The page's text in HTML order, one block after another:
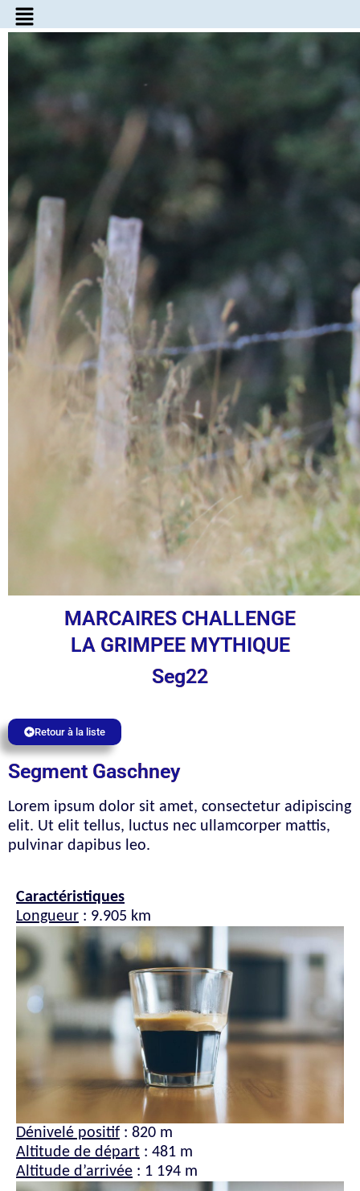
MARCAIRES CHALLENGE
LA GRIMPEE MYTHIQUE
Seg22
Retour à la liste
Segment Gaschney
Lorem ipsum dolor sit amet, consectetur adipiscing
elit. Ut elit tellus, luctus nec ullamcorper mattis,
pulvinar dapibus leo.
Caractéristiques
Longueur : 9.905 km
Dénivelé positif : 820 m
Altitude de départ : 481 m
Altitude d’arrivée : 1 194 m